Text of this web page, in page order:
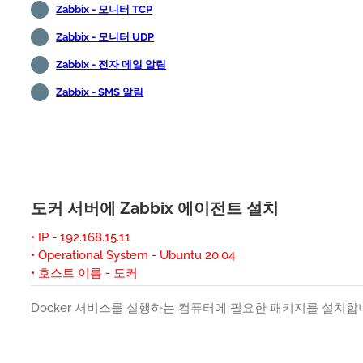
Zabbix - 모니터 TCP
Zabbix - 모니터 UDP
Zabbix - 전자 메일 알림
Zabbix - SMS 알림
도커 서버에 Zabbix 에이전트 설치
• IP - 192.168.15.11
• Operational System - Ubuntu 20.04
• 호스트 이름 - 도커
Docker 서비스를 실행하는 컴퓨터에 필요한 패키지를 설치합